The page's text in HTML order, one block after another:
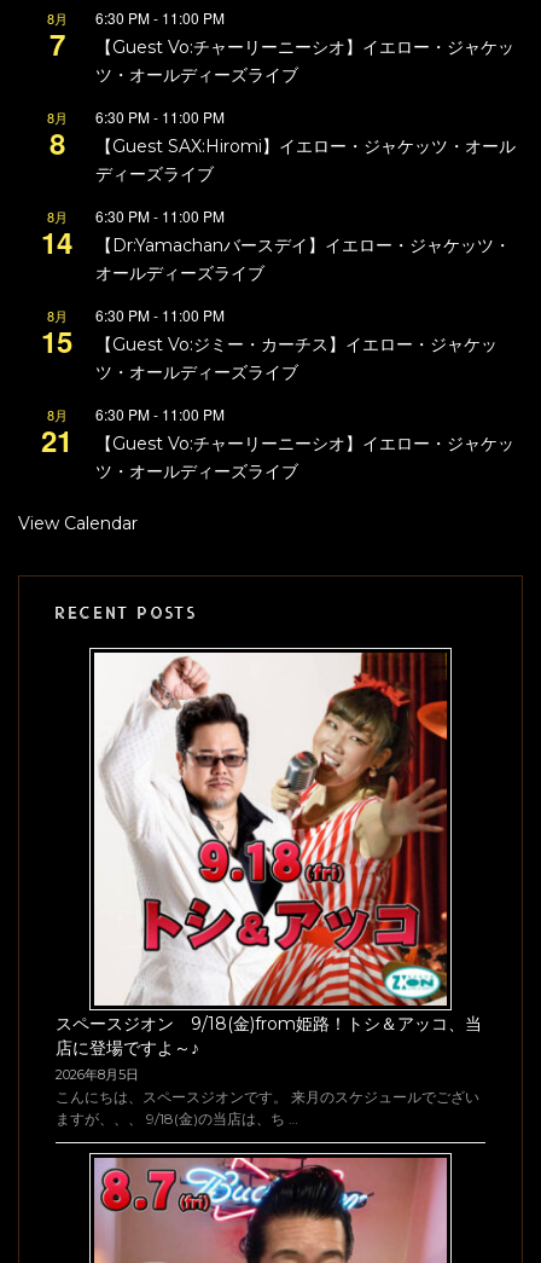
8月
7
6:30 PM- 11:00 PM
【Guest Vo:チャーリーニーシオ】イエロー・ジャケッ
ツ・オールディーズライブ
8月
8
6:30 PM- 11:00 PM
【Guest SAX:Hiromi】イエロー・ジャケッツ・オール
ディーズライブ
8月
14
6:30 PM- 11:00 PM
【Dr:Yamachanバースデイ】イエロー・ジャケッツ・
オールディーズライブ
8月
15
6:30 PM- 11:00 PM
【Guest Vo:ジミー・カーチス】イエロー・ジャケッ
ツ・オールディーズライブ
8月
21
6:30 PM- 11:00 PM
【Guest Vo:チャーリーニーシオ】イエロー・ジャケッ
ツ・オールディーズライブ
View Calendar
RECENT POSTS
スペースジオン 9/18(金)from姫路！トシ＆アッコ、当
店に登場ですよ～♪
2026年8月5日
こんにちは、スペースジオンです。 来月のスケジュールでござい
ますが、、、 9/18(金)の当店は、ち …